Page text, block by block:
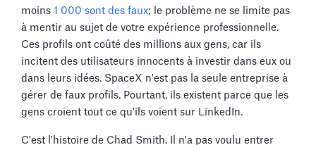
moins 1 000 sont des faux; le problème ne se limite pas
à mentir au sujet de votre expérience professionnelle.
Ces profils ont coûté des millions aux gens, car ils
incitent des utilisateurs innocents à investir dans eux ou
dans leurs idées. SpaceX n'est pas la seule entreprise à
gérer de faux profils. Pourtant, ils existent parce que les
gens croient tout ce qu'ils voient sur LinkedIn.
C'est l'histoire de Chad Smith. Il n'a pas voulu entrer